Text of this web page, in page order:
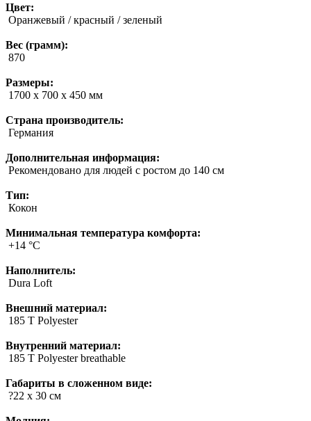
Цвет:
Оранжевый / красный / зеленый
Вес (грамм):
870
Размеры:
1700 x 700 x 450 мм
Страна производитель:
Германия
Дополнительная информация:
Рекомендовано для людей с ростом до 140 см
Тип:
Кокон
Минимальная температура комфорта:
+14 °C
Наполнитель:
Dura Loft
Внешний материал:
185 T Polyester
Внутренний материал:
185 T Polyester breathable
Габариты в сложенном виде:
?22 x 30 см